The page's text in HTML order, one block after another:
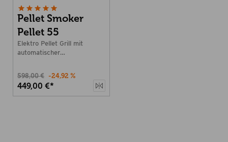
Pellet Smoker
Pellet 55
Elektro Pellet Grill mit
automatischer
449,00 €*
598,00 € -24,92 %